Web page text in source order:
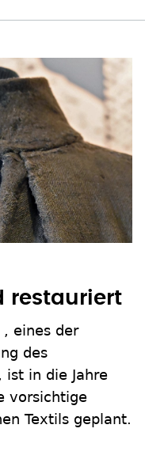
restauriert
eines der
des
ist in die Jahre
vorsichtige
Textils geplant.